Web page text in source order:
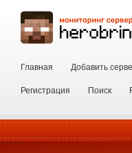
Главная Добавить
Регистрация
Поиск